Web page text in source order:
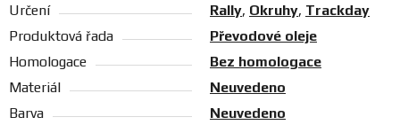
Určení
Rally, Okruhy, Trackday
Produktová řada
Převodové oleje
Homologace
Bez homologace
Materiál
Neuvedeno
Barva
Neuvedeno